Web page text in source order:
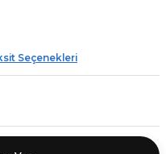
Seçenekleri